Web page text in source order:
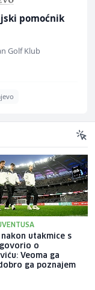
pomoćnik
Golf Klub
utakmice s
o
Veoma ga
ga poznajem